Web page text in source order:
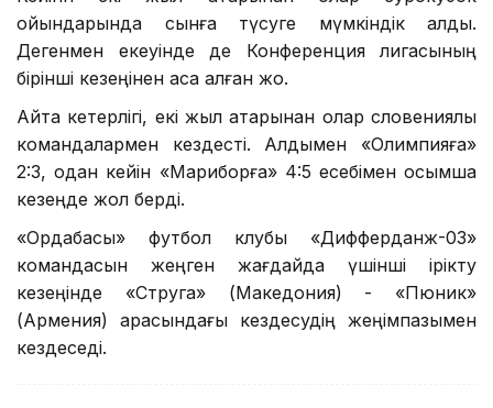
ойындарында сынға түсуге мүмкіндік алды.
Дегенмен екеуінде де Конференция лигасының
бірінші кезеңінен аса алған жоқ.
Айта кетерлігі, екі жыл қатарынан олар словениялық
командалармен кездесті. Алдымен «Олимпияға»
2:3, одан кейін «Мариборға» 4:5 есебімен қосымша
кезеңде жол берді.
«Ордабасы» футбол клубы «Дифферданж-03»
командасын жеңген жағдайда үшінші ірікту
кезеңінде «Струга» (Македония) - «Пюник»
(Армения) арасындағы кездесудің жеңімпазымен
кездеседі.